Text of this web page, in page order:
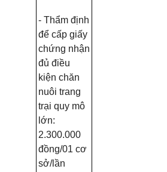
- Thẩm định
để cấp giấy
chứng nhận
đủ điều
kiện chăn
nuôi trang
trại quy mô
lớn:
2.300.000
đồng/01 cơ
sở/lần